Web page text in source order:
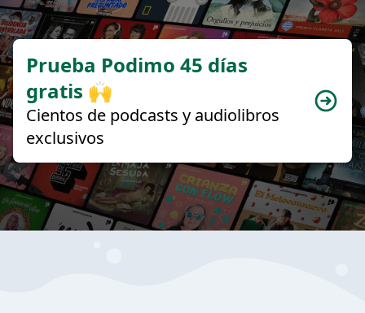
Prueba Podimo 45 días
gratis 🙌
Cientos de podcasts y audiolibros
exclusivos